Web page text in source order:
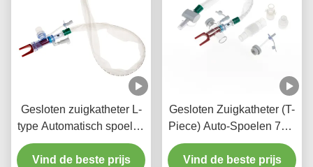
Gesloten zuigkatheter L-
type Automatisch spoelen
10fr 72h Dubbel draaiend
elleboog Voor ziekenhuis
Vind de beste prijs
Gesloten Zuigkatheter (T-
Piece) Auto-Spoelen 72H
Voor Volwassenen
Vind de beste prijs